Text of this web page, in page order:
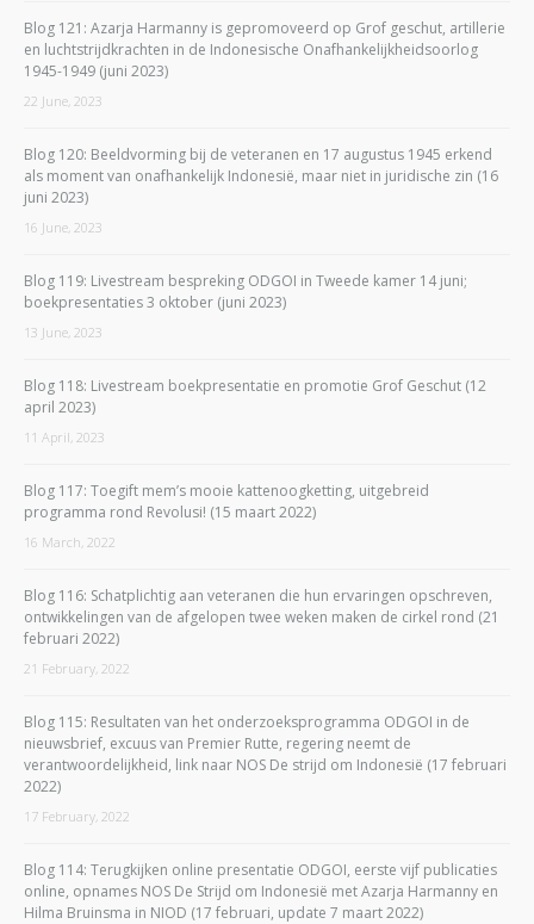
Blog 121: Azarja Harmanny is gepromoveerd op Grof geschut, artillerie
en luchtstrijdkrachten in de Indonesische Onafhankelijkheidsoorlog
1945-1949 (juni 2023)
22 June, 2023
Blog 120: Beeldvorming bij de veteranen en 17 augustus 1945 erkend
als moment van onafhankelijk Indonesië, maar niet in juridische zin (16
juni 2023)
16 June, 2023
Blog 119: Livestream bespreking ODGOI in Tweede kamer 14 juni;
boekpresentaties 3 oktober (juni 2023)
13 June, 2023
Blog 118: Livestream boekpresentatie en promotie Grof Geschut (12
april 2023)
11 April, 2023
Blog 117: Toegift mem’s mooie kattenoogketting, uitgebreid
programma rond Revolusi! (15 maart 2022)
16 March, 2022
Blog 116: Schatplichtig aan veteranen die hun ervaringen opschreven,
ontwikkelingen van de afgelopen twee weken maken de cirkel rond (21
februari 2022)
21 February, 2022
Blog 115: Resultaten van het onderzoeksprogramma ODGOI in de
nieuwsbrief, excuus van Premier Rutte, regering neemt de
verantwoordelijkheid, link naar NOS De strijd om Indonesië (17 februari
2022)
17 February, 2022
Blog 114: Terugkijken online presentatie ODGOI, eerste vijf publicaties
online, opnames NOS De Strijd om Indonesië met Azarja Harmanny en
Hilma Bruinsma in NIOD (17 februari, update 7 maart 2022)